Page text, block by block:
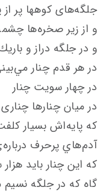
جلگه‌های كوهها پر
و از زير صخره‌ها
و در جلگه دراز و
در هر قدم چنار
در چهار سويت چنار
در ميان چنارها
كه پايه‌اش بسيار
آدم‌هاي پرحرف
كه اين چنار بايد
گاه كه در جلگه نسيم